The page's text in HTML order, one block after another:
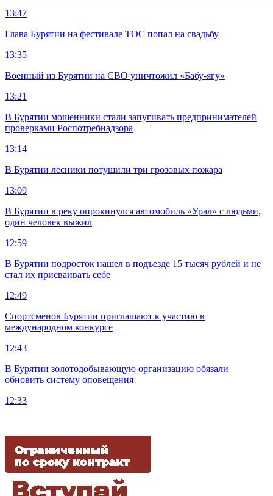
13:47
Глава Бурятии на фестивале ТОС попал на свадьбу
13:35
Военный из Бурятии на СВО уничтожил «Бабу-ягу»
13:21
В Бурятии мошенники стали запугивать предпринимателей
проверками Роспотребнадзора
13:14
В Бурятии лесники потушили три грозовых пожара
13:09
В Бурятии в реку опрокинулся автомобиль «Урал» с людьми,
один человек выжил
12:59
В Бурятии подросток нашел в подъезде 15 тысяч рублей и не
стал их присваивать себе
12:49
Спортсменов Бурятии приглашают к участию в
международном конкурсе
12:43
В Бурятии золотодобывающую организацию обязали
обновить систему оповещения
12:33